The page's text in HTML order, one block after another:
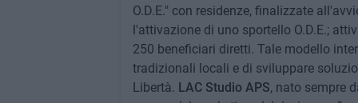
O.D.E." con residenze, finalizzate
l'attivazione di uno sportello O.D.E.;
250 beneficiari diretti. Tale modello
tradizionali locali e di sviluppare
Libertà. LAC Studio APS, nato sempre